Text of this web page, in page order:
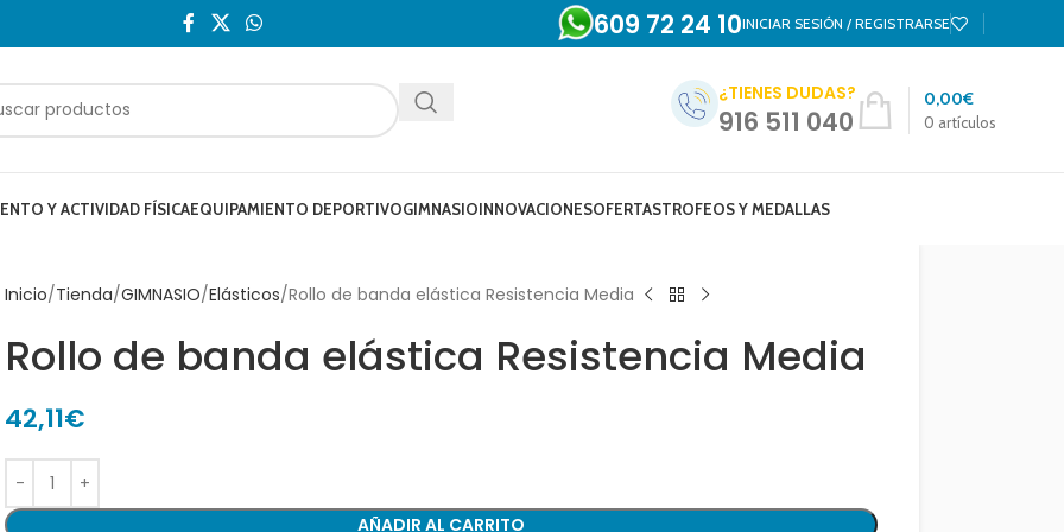
609 72 24 10INICIAR SESIÓN / REGISTRARSE
¿TIENES DUDAS?
916 511 040 0 artículos
0,00€
Y ACTIVIDAD FÍSICAEQUIPAMIENTO DEPORTIVOGIMNASIOINNOVACIONESOFERTASTROFEOS Y MEDALLAS
Inicio Tienda GIMNASIO Elásticos Rollo de banda elástica Resistencia Media
Rollo de banda elástica Resistencia Media
42,11€
AÑADIR AL CARRITO